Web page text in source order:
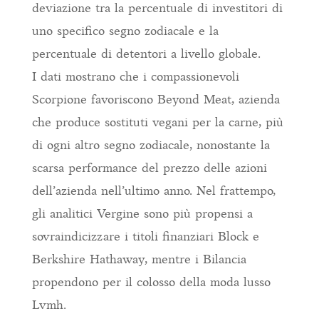
deviazione tra la percentuale di investitori di
uno specifico segno zodiacale e la
percentuale di detentori a livello globale.
I dati mostrano che i compassionevoli
Scorpione favoriscono Beyond Meat, azienda
che produce sostituti vegani per la carne, più
di ogni altro segno zodiacale, nonostante la
scarsa performance del prezzo delle azioni
dell’azienda nell’ultimo anno. Nel frattempo,
gli analitici Vergine sono più propensi a
sovraindicizzare i titoli finanziari Block e
Berkshire Hathaway, mentre i Bilancia
propendono per il colosso della moda lusso
Lvmh.